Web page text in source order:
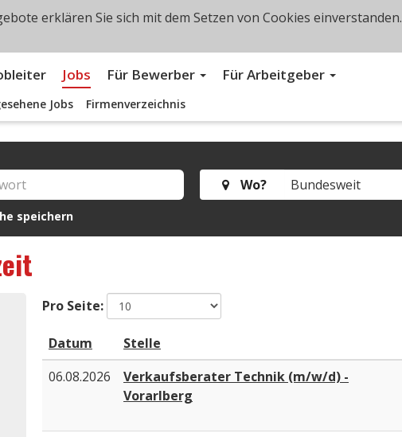
Jobs Für Bewerber Für Arbeitgeber
Jobs Firmenverzeichnis
Wo?
speichern
Pro Seite:
Datum Stelle
06.08.2026
Verkaufsberater Technik (m/w/d) -
Vorarlberg
erklären Sie sich mit dem Setzen von Cookies einverstanden.